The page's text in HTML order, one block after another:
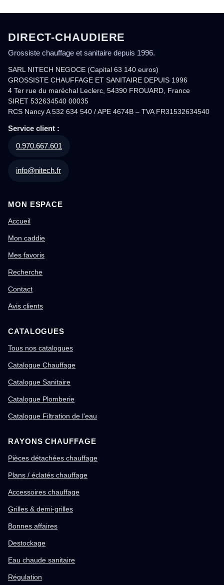
DIRECT-CHAUDIERE
Grossiste chauffage et sanitaire depuis 1996.
SARL NITECH NEGOCE (Capital 63 140 euros)
GROSSISTE CHAUFFAGE ET SANITAIRE DEPUIS 1996
4 Ter rue du maréchal Leclerc, 54390 FROUARD, France
SIRET 532634540 00035
RCS Nancy A 532 634 540 / APE 4674B – TVA FR31532634540
Service client :
0.970.667.601
info@nitech.fr
MON ESPACE
Accueil
Mon caddie
Mes favoris
Recherche
Contact
Avis clients
CATALOGUES
Tous nos catalogues
Catalogue Chauffage
Catalogue Sanitaire
Catalogue Plomberie
Catalogue Filtration de l'eau
RAYONS CHAUFFAGE
Pièces détachées chauffage
Plans / éclatés chauffage
Accessoires chauffage
Grilles & demi-grilles
Bonnes affaires
Destockage
Eau chaude sanitaire
Régulation